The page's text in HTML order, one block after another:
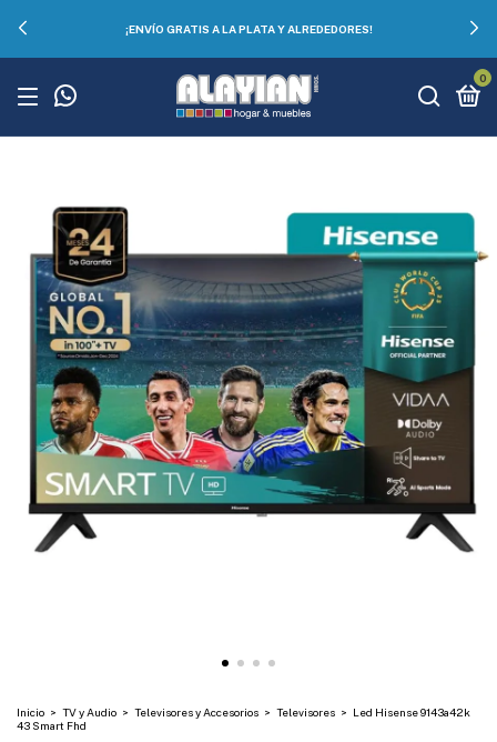
¡ENVÍO GRATIS A LA PLATA Y ALREDEDORES!
0
Inicio > TV y Audio > Televisores y Accesorios > Televisores > Led Hisense 9143a42k
43 Smart Fhd